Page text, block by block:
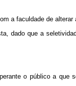
a faculdade de alterar
dado que a
o público a que